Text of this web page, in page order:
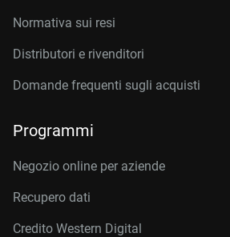
Normativa sui resi
Distributori e rivenditori
Domande frequenti sugli acquisti
Programmi
Negozio online per aziende
Recupero dati
Credito Western Digital